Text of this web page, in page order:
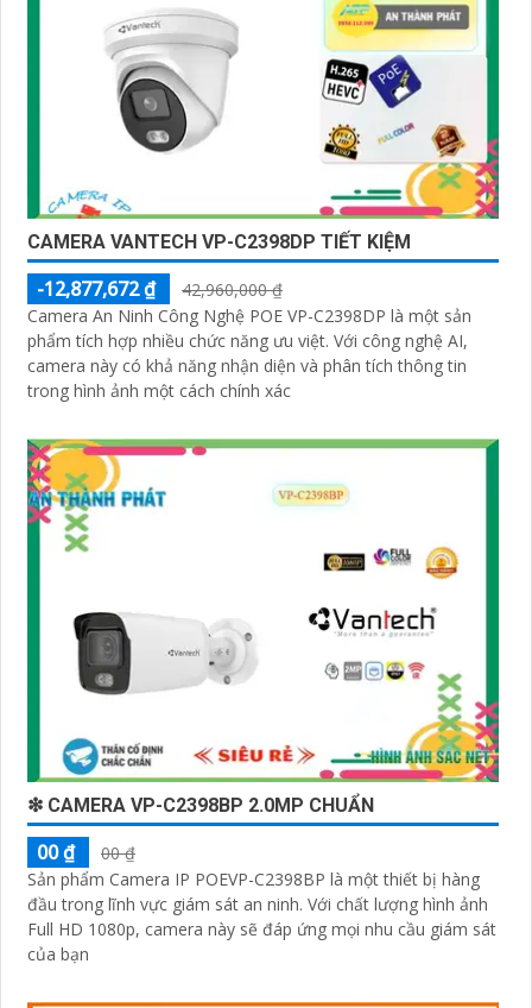
CAMERA VANTECH VP-C2398DP TIẾT KIỆM
-12,877,672 ₫
42,960,000 ₫
Camera An Ninh Công Nghệ POE VP-C2398DP là một sản
phẩm tích hợp nhiều chức năng ưu việt. Với công nghệ AI,
camera này có khả năng nhận diện và phân tích thông tin
trong hình ảnh một cách chính xác
❇ CAMERA VP-C2398BP 2.0MP CHUẨN
00 ₫
00 ₫
Sản phẩm Camera IP POEVP-C2398BP là một thiết bị hàng
đầu trong lĩnh vực giám sát an ninh. Với chất lượng hình ảnh
Full HD 1080p, camera này sẽ đáp ứng mọi nhu cầu giám sát
của bạn